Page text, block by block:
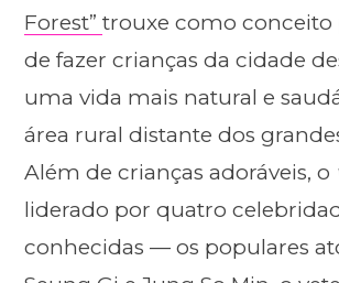
Forest” trouxe como conceito
de fazer crianças da cidade
uma vida mais natural e
área rural distante dos
Além de crianças adoráveis, o
liderado por quatro
conhecidas — os populares